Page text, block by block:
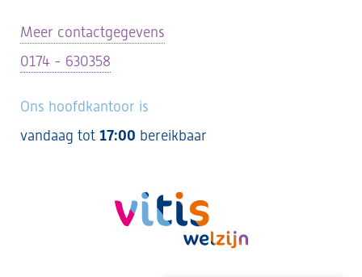
Meer contactgegevens
0174 - 630358
Ons hoofdkantoor is
vandaag tot 17:00 bereikbaar